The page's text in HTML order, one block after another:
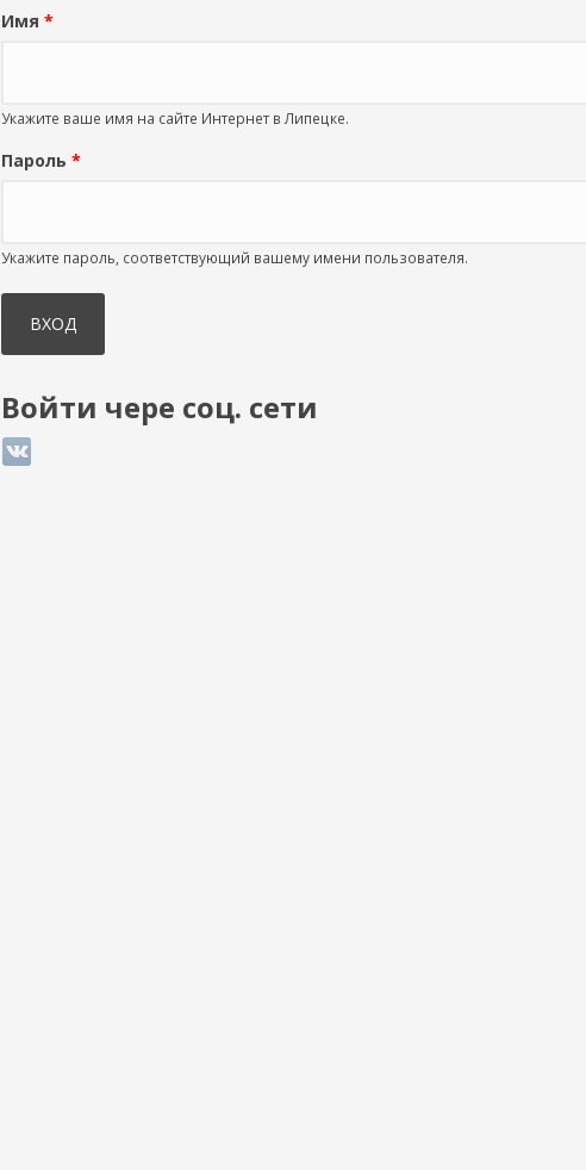
Имя *
Укажите ваше имя на сайте Интернет в Липецке.
Пароль *
Укажите пароль, соответствующий вашему имени пользователя.
Войти чере соц. сети
Login with ВКонтакте